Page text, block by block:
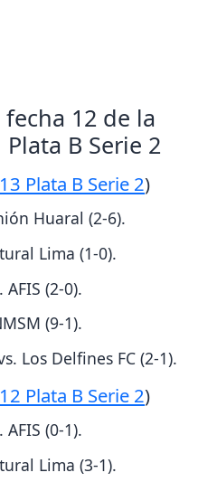
12 de la
B Serie 2
Plata B Serie 2)
Huaral (2-6).
Lima (1-0).
(2-0).
(9-1).
Los Delfines FC (2-1).
Plata B Serie 2)
(0-1).
Lima (3-1).